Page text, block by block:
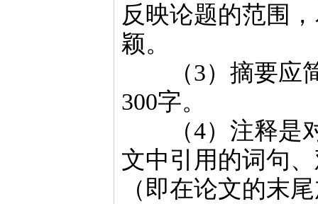
反映论题的范围
颖。
（3）摘要应简
300字。
（4）注释是对
文中引用的词句
（即在论文的末